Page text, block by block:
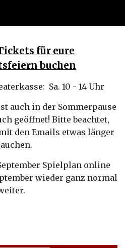
für eure
buchen
Sa. 10 - 14 Uhr
auch in der Sommerpause
geöffnet! Bitte beachtet,
den Emails etwas länger
Spielplan online
wieder ganz normal